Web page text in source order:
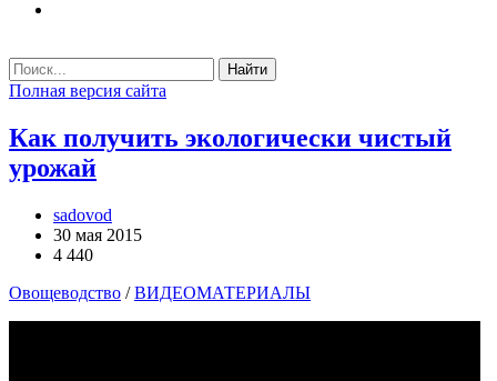
Найти
Полная версия сайта
Как получить экологически чистый
урожай
sadovod
30 мая 2015
4 440
Овощеводство /ВИДЕОМАТЕРИАЛЫ